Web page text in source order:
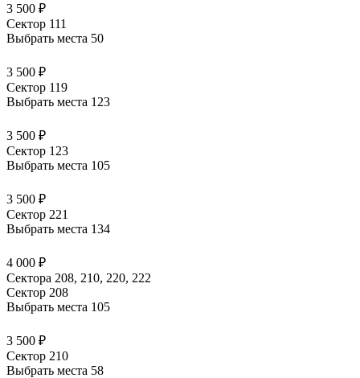
3 500 ₽
Сектор 111
Выбрать места 50
3 500 ₽
Сектор 119
Выбрать места 123
3 500 ₽
Сектор 123
Выбрать места 105
3 500 ₽
Сектор 221
Выбрать места 134
4 000 ₽
Сектора 208, 210, 220, 222
Сектор 208
Выбрать места 105
3 500 ₽
Сектор 210
Выбрать места 58